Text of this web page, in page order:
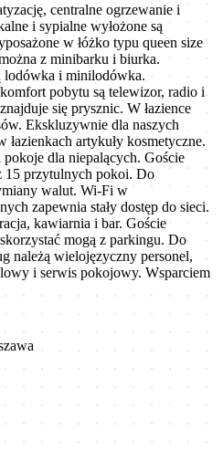
centralne ogrzewanie i
i sypialne wyłożone są
w łóżko typu queen size
z minibarku i biurka.
i minilodówka.
pobytu są telewizor, radio i
się prysznic. W łazience
Ekskluzywnie dla naszych
artykuły kosmetyczne.
dla niepalących. Goście
15 przytulnych pokoi. Do
walut. Wi-Fi w
zapewnia stały dostęp do sieci.
kawiarnia i bar. Goście
mogą z parkingu. Do
należą wielojęzyczny personel,
i serwis pokojowy. Wsparciem